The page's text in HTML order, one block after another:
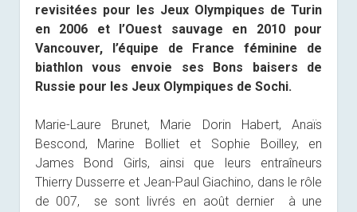
revisitées pour les Jeux Olympiques de Turin
en 2006 et l’Ouest sauvage en 2010 pour
Vancouver, l’équipe de France féminine de
biathlon vous envoie ses Bons baisers de
Russie pour les Jeux Olympiques de Sochi.
Marie-Laure Brunet, Marie Dorin Habert, Anaïs
Bescond, Marine Bolliet et Sophie Boilley, en
James Bond Girls, ainsi que leurs entraîneurs
Thierry Dusserre et Jean-Paul Giachino, dans le rôle
de 007, se sont livrés en août dernier à une